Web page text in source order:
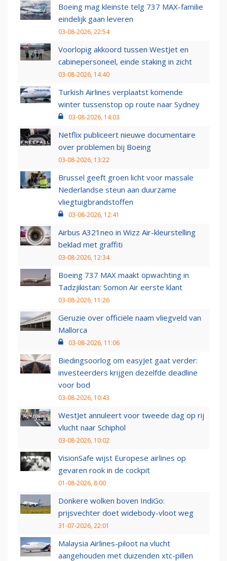
Boeing mag kleinste telg 737 MAX-familie
eindelijk gaan leveren
03-08-2026, 22:54
Voorlopig akkoord tussen WestJet en
cabinepersoneel, einde staking in zicht
03-08-2026, 14:40
Turkish Airlines verplaatst komende
winter tussenstop op route naar Sydney
03-08-2026, 14:03
Netflix publiceert nieuwe documentaire
over problemen bij Boeing
03-08-2026, 13:22
Brussel geeft groen licht voor massale
Nederlandse steun aan duurzame
vliegtuigbrandstoffen
03-08-2026, 12:41
Airbus A321neo in Wizz Air-kleurstelling
beklad met graffiti
03-08-2026, 12:34
Boeing 737 MAX maakt opwachting in
Tadzjikistan: Somon Air eerste klant
03-08-2026, 11:26
Geruzie over officiële naam vliegveld van
Mallorca
03-08-2026, 11:06
Biedingsoorlog om easyJet gaat verder:
investeerders krijgen dezelfde deadline
voor bod
03-08-2026, 10:43
WestJet annuleert voor tweede dag op rij
vlucht naar Schiphol
03-08-2026, 10:02
VisionSafe wijst Europese airlines op
gevaren rook in de cockpit
01-08-2026, 8:00
Donkere wolken boven IndiGo:
prijsvechter doet widebody-vloot weg
31-07-2026, 22:01
Malaysia Airlines-piloot na vlucht
aangehouden met duizenden xtc-pillen